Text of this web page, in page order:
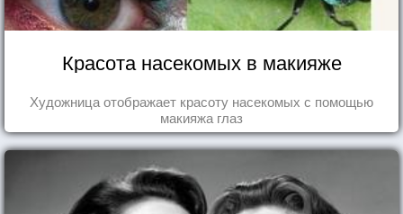
Красота насекомых в макияже
Художница отображает красоту насекомых с помощью
макияжа глаз